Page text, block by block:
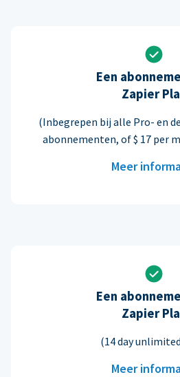
Een
Zapier
(Inbegrepen bij alle Pro- en
abonnementen, of $ 17 per
Meer
Een
Zapier
(14 day
Meer